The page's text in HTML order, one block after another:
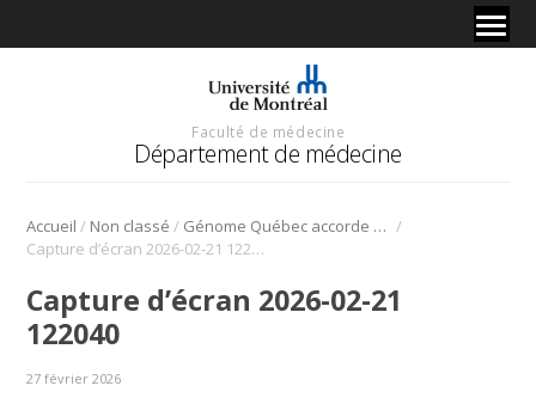
Faculté de médecine
Département de médecine
Accueil / Non classé / Génome Québec accorde 403 462 $ pour la réponse à la thérapie (R2T) /
Capture d’écran 2026-02-21 122040
Capture d’écran 2026-02-21
122040
27 février 2026